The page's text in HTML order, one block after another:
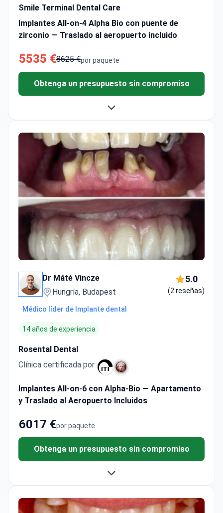
Smile Terminal Dental Care
Implantes All-on-4 Alpha Bio con puente de
zirconio — Traslado al aeropuerto incluido
por paquete
8625 €
5535 €
Obtenga un presupuesto sin compromiso
Dr Máté Vincze
Hungría, Budapest
5.0
(2 reseñas)
Médico líder de Implante dental
14 años de experiencia
Rosental Dental
Clínica certificada por
Implantes All-on-6 con Alpha-Bio — Apartamento
y Traslado al Aeropuerto Incluidos
por paquete
6017 €
Obtenga un presupuesto sin compromiso